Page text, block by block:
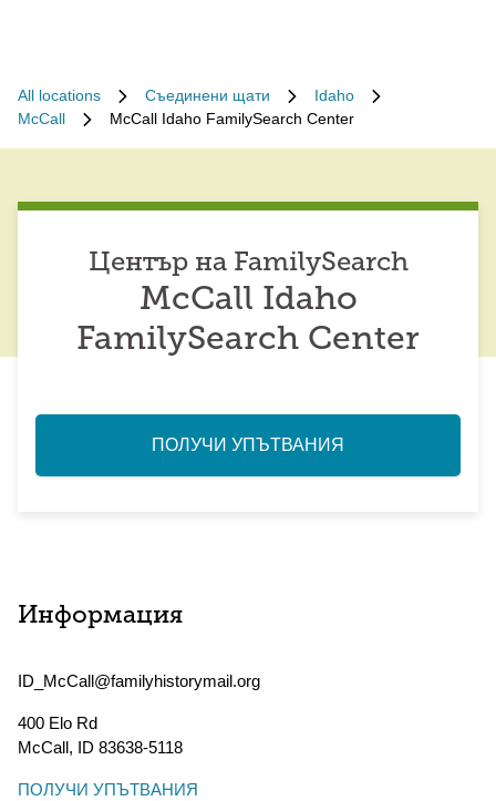
All locations Съединени щати
Idaho
McCall
McCall Idaho FamilySearch Center
Център на FamilySearch
McCall Idaho
FamilySearch Center
ПОЛУЧИ УПЪТВАНИЯ
Информация
ID_McCall@familyhistorymail.org
400 Elo Rd
McCall, ID 83638-5118
ПОЛУЧИ УПЪТВАНИЯ